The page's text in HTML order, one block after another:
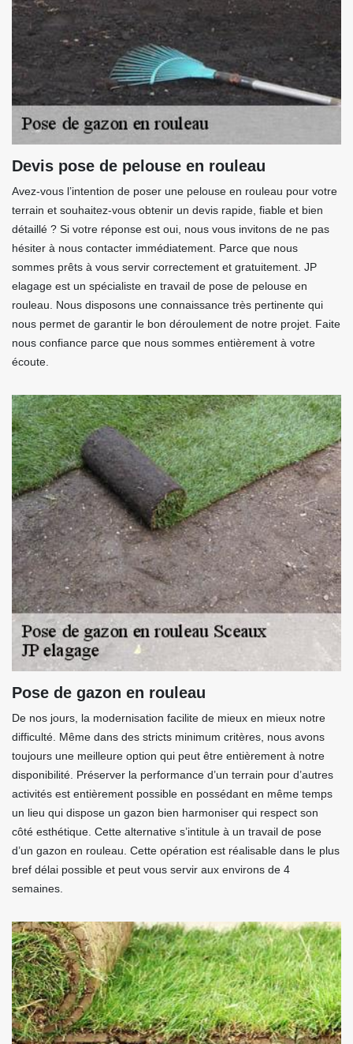
Devis pose de pelouse en rouleau
Avez-vous l’intention de poser une pelouse en rouleau pour votre
terrain et souhaitez-vous obtenir un devis rapide, fiable et bien
détaillé ? Si votre réponse est oui, nous vous invitons de ne pas
hésiter à nous contacter immédiatement. Parce que nous
sommes prêts à vous servir correctement et gratuitement. JP
elagage est un spécialiste en travail de pose de pelouse en
rouleau. Nous disposons une connaissance très pertinente qui
nous permet de garantir le bon déroulement de notre projet. Faite
nous confiance parce que nous sommes entièrement à votre
écoute.
Pose de gazon en rouleau
De nos jours, la modernisation facilite de mieux en mieux notre
difficulté. Même dans des stricts minimum critères, nous avons
toujours une meilleure option qui peut être entièrement à notre
disponibilité. Préserver la performance d’un terrain pour d’autres
activités est entièrement possible en possédant en même temps
un lieu qui dispose un gazon bien harmoniser qui respect son
côté esthétique. Cette alternative s’intitule à un travail de pose
d’un gazon en rouleau. Cette opération est réalisable dans le plus
bref délai possible et peut vous servir aux environs de 4
semaines.